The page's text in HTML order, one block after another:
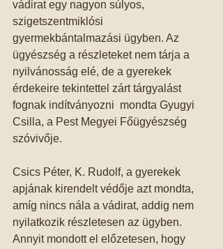
vádirat egy nagyon súlyos,
szigetszentmiklósi
gyermekbántalmazási ügyben. Az
ügyészség a részleteket nem tárja a
nyilvánosság elé, de a gyerekek
érdekeire tekintettel zárt tárgyalást
fognak indítványozni  mondta Gyugyi
Csilla, a Pest Megyei Főügyészség
szóvivője.
Csics Péter, K. Rudolf, a gyerekek
apjának kirendelt védője azt mondta,
amíg nincs nála a vádirat, addig nem
nyilatkozik részletesen az ügyben.
Annyit mondott el előzetesen, hogy